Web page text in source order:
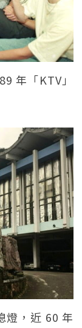
年「KTV」
燈，近 60 年